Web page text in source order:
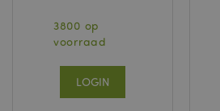
3800 op
voorraad
LOGIN